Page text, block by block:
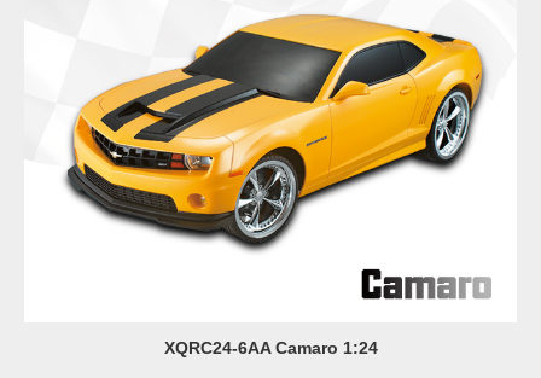
XQRC24-6AA Camaro 1:24